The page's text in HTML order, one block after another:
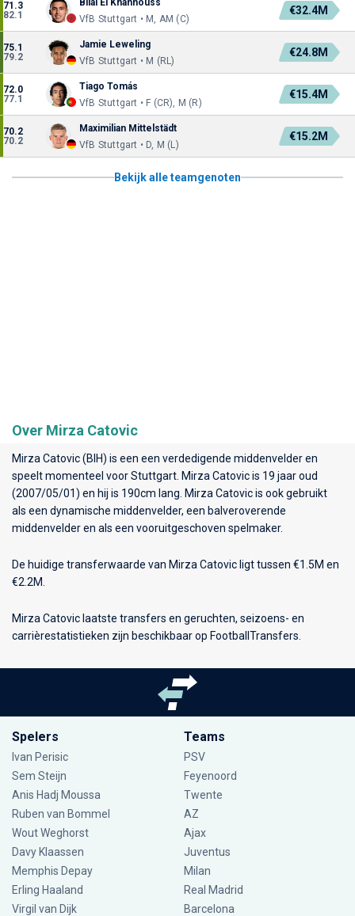
71.3
82.1
VfB Stuttgart • M, AM (C)
€32.4M
75.1
79.2
Jamie Leweling
VfB Stuttgart • M (RL)
€24.8M
72.0
77.1
Tiago Tomás
VfB Stuttgart • F (CR), M (R)
€15.4M
70.2
70.2
Maximilian Mittelstädt
VfB Stuttgart • D, M (L)
€15.2M
Bekijk alle teamgenoten
Over Mirza Catovic
Mirza Catovic (BIH) is een een verdedigende middenvelder en
speelt momenteel voorStuttgart . Mirza Catovic is 19 jaar oud
(2007/05/01) en hij is 190cm lang. Mirza Catovic is ook gebruikt
als een dynamische middenvelder, een balveroverende
middenvelder en als een vooruitgeschoven spelmaker.
De huidige transferwaarde van Mirza Catovic ligt tussen €1.5M en
€2.2M.
Mirza Catovic laatste transfers en geruchten, seizoens- en
carrièrestatistieken zijn beschikbaar op FootballTransfers.
Spelers
Ivan Perisic
Sem Steijn
Anis Hadj Moussa
Ruben van Bommel
Wout Weghorst
Davy Klaassen
Memphis Depay
Erling Haaland
Virgil van Dijk
Teams
PSV
Feyenoord
Twente
AZ
Ajax
Juventus
Milan
Real Madrid
Barcelona